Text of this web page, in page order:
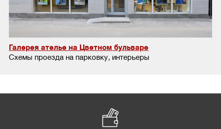
Галерея ателье на Цветном бульваре
Схемы проезда на парковку, интерьеры